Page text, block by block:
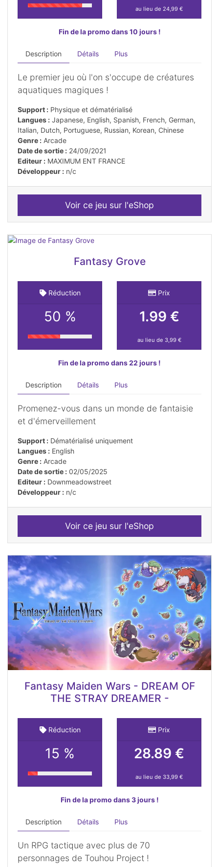
au lieu de 24,99 €
Fin de la promo dans 10 jours !
Description Détails Plus
Le premier jeu où l'on s'occupe de créatures
aquatiques magiques !
Support : Physique et dématérialisé
Langues : Japanese, English, Spanish, French, German,
Italian, Dutch, Portuguese, Russian, Korean, Chinese
Genre : Arcade
Date de sortie : 24/09/2021
Editeur : MAXIMUM ENT FRANCE
Développeur : n/c
Voir ce jeu sur l'eShop
Fantasy Grove
Réduction
50 %
Prix
1.99 €
au lieu de 3,99 €
Fin de la promo dans 22 jours !
Description Détails Plus
Promenez-vous dans un monde de fantaisie
et d'émerveillement
Support : Dématérialisé uniquement
Langues : English
Genre : Arcade
Date de sortie : 02/05/2025
Editeur : Downmeadowstreet
Développeur : n/c
Voir ce jeu sur l'eShop
Fantasy Maiden Wars - DREAM OF
THE STRAY DREAMER -
Réduction
15 %
Prix
28.89 €
au lieu de 33,99 €
Fin de la promo dans 3 jours !
Description Détails Plus
Un RPG tactique avec plus de 70
personnages de Touhou Project !